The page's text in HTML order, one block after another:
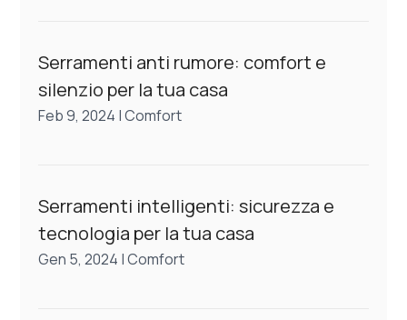
Serramenti anti rumore: comfort e
silenzio per la tua casa
Feb 9, 2024 |Comfort
Serramenti intelligenti: sicurezza e
tecnologia per la tua casa
Gen 5, 2024 |Comfort